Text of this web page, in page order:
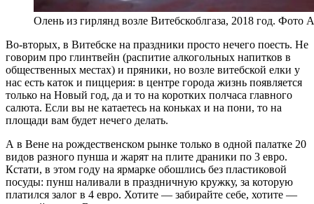
Олень из гирлянд возле Витебскоблгаза, 2018 год. Фото
Во-вторых, в Витебске на праздники просто нечего поесть. Не
говорим про глинтвейн (распитие алкогольных напитков в
общественных местах) и пряники, но возле витебской елки у
нас есть каток и пиццерия: в центре города жизнь появляется
только на Новый год, да и то на коротких полчаса главного
салюта. Если вы не катаетесь на коньках и на пони, то на
площади вам будет нечего делать.
А в Вене на рождественском рынке только в одной палатке 20
видов разного пунша и жарят на плите драники по 3 евро.
Кстати, в этом году на ярмарке обошлись без пластиковой
посуды: пунш наливали в праздничную кружку, за которую
платился залог в 4 евро. Хотите — забирайте себе, хотите —